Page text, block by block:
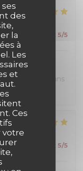
des
la
à
Les
et
Ces
votre
5/5 Qualité / Prix 5/5
et
visite mais sans
5/5 Qualité / Prix 5/5